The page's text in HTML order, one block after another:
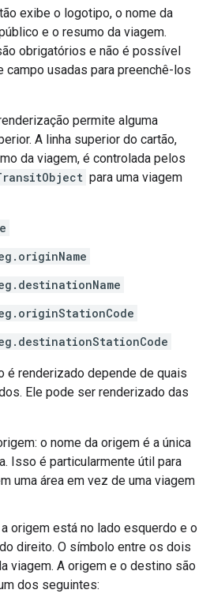
exibe o logotipo, o nome da
e o resumo da viagem.
obrigatórios e não é possível
campo usadas para preenchê-los
permite alguma
A linha superior do cartão,
da viagem, é controlada pelos
para uma viagem
é renderizado depende de quais
Ele pode ser renderizado das
o nome da origem é a única
Isso é particularmente útil para
uma área em vez de uma viagem
origem está no lado esquerdo e o
direito. O símbolo entre os dois
viagem. A origem e o destino são
dos seguintes: